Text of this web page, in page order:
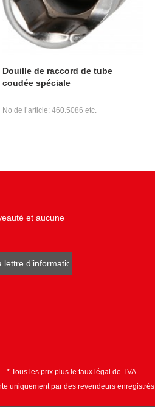
Douille de raccord de tube
coudée spéciale
No de l’article: 460.5086 etc.
et aucune
d’informations
* Tous les prix plus le taux légal de TVA.
uniquement par des revendeurs enregistrés.